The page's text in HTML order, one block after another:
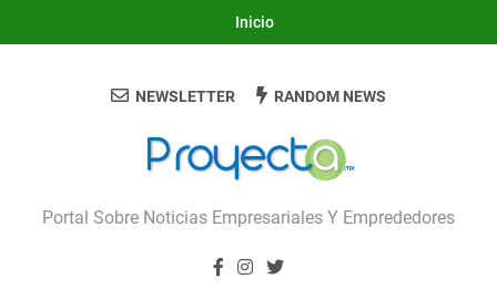
Inicio
Proyecta
Portal Sobre Noticias Empresariales Y Emprededores
NEWSLETTER RANDOM NEWS